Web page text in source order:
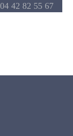
42 82 55 67